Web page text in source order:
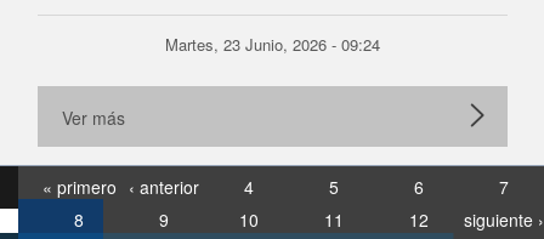
Martes, 23 Junio, 2026 - 09:24
Ver más
« primero ‹ anterior 4 5 6
7
8
9 10 11 12
siguiente ›